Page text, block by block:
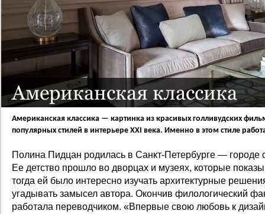
Американская классика
Американская классика — картинка из красивых голливудских
популярных стилей в интерьере XXI века. Именно в этом стиле
Полина Пидцан родилась в Санкт-Петербурге — городе
Ее детство прошло во дворцах и музеях, которые
тогда ей было интересно изучать архитектурные
угадывать замысел автора. Окончив филологический
работала переводчиком. «Впервые свою любовь к